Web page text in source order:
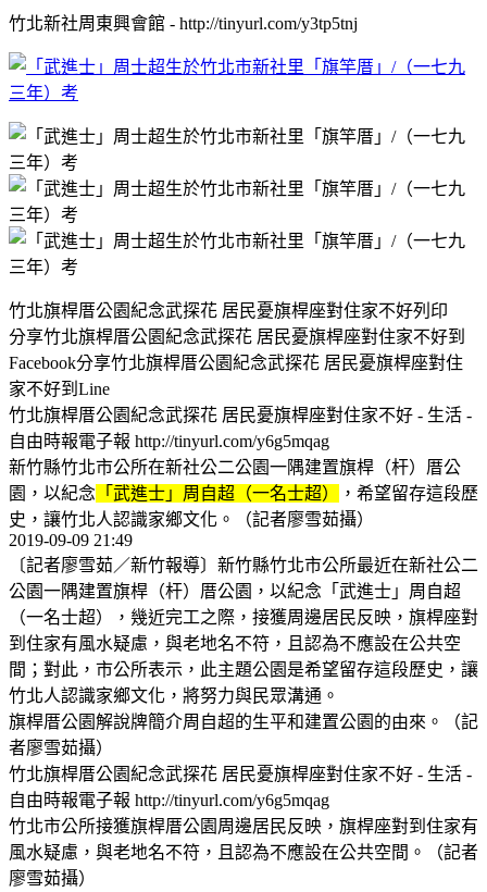
竹北新社周東興會館 - http://tinyurl.com/y3tp5tnj
竹北旗桿厝公園紀念武探花 居民憂旗桿座對住家不好列印
分享竹北旗桿厝公園紀念武探花 居民憂旗桿座對住家不好到
Facebook分享竹北旗桿厝公園紀念武探花 居民憂旗桿座對住
家不好到Line
竹北旗桿厝公園紀念武探花 居民憂旗桿座對住家不好 - 生活 -
自由時報電子報 http://tinyurl.com/y6g5mqag
新竹縣竹北市公所在新社公二公園一隅建置旗桿（杆）厝公
園，以紀念 「武進士」周自超（一名士超）
，希望留存這段歷
史，讓竹北人認識家鄉文化。（記者廖雪茹攝）
2019-09-09 21:49
〔記者廖雪茹／新竹報導〕新竹縣竹北市公所最近在新社公二
公園一隅建置旗桿（杆）厝公園，以紀念「武進士」周自超
（一名士超），幾近完工之際，接獲周邊居民反映，旗桿座對
到住家有風水疑慮，與老地名不符，且認為不應設在公共空
間；對此，市公所表示，此主題公園是希望留存這段歷史，讓
竹北人認識家鄉文化，將努力與民眾溝通。
旗桿厝公園解說牌簡介周自超的生平和建置公園的由來。（記
者廖雪茹攝）
竹北旗桿厝公園紀念武探花 居民憂旗桿座對住家不好 - 生活 -
自由時報電子報 http://tinyurl.com/y6g5mqag
竹北市公所接獲旗桿厝公園周邊居民反映，旗桿座對到住家有
風水疑慮，與老地名不符，且認為不應設在公共空間。（記者
廖雪茹攝）